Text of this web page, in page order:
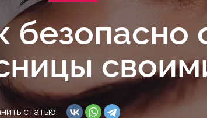
безопасно
статью: